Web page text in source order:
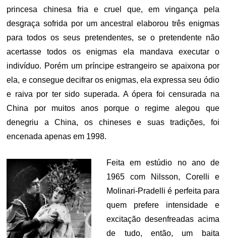
princesa chinesa fria e cruel que, em vingança pela
desgraça sofrida por um ancestral elaborou três enigmas
para todos os seus pretendentes, se o pretendente não
acertasse todos os enigmas ela mandava executar o
indivíduo. Porém um príncipe estrangeiro se apaixona por
ela, e consegue decifrar os enigmas, ela expressa seu ódio
e raiva por ter sido superada. A ópera foi censurada na
China por muitos anos porque o regime alegou que
denegriu a China, os chineses e suas tradições, foi
encenada apenas em 1998.
Feita em estúdio no ano de
1965 com Nilsson, Corelli e
Molinari-Pradelli é perfeita para
quem prefere intensidade e
excitação desenfreadas acima
de tudo, então, um baita